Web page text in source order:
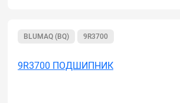
BLUMAQ (BQ) 9R3700
9R3700 ПОДШИПНИК